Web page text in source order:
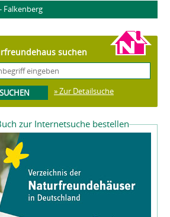
Falkenberg
suchen
» Zur Detailsuche
zur Internetsuche bestellen